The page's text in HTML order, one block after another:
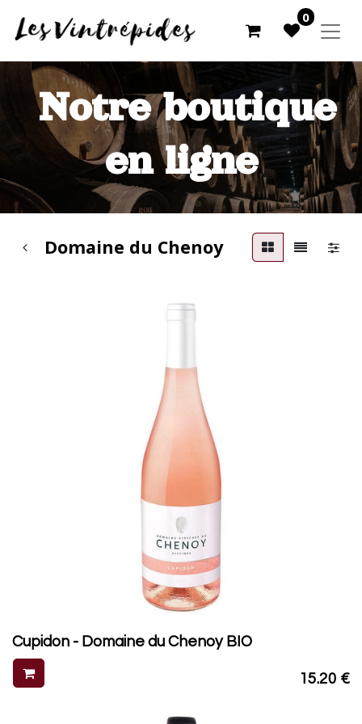
0
Notre boutique
en ligne
Domaine du Chenoy
Cupidon - Domaine du Chenoy BIO
15.20 €